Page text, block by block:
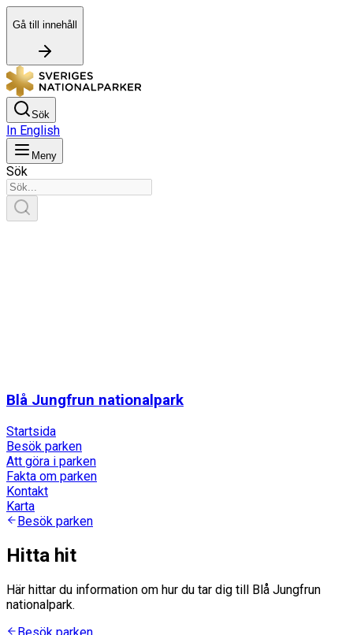
Gå till innehåll
Sök
In English
Meny
Sök
Blå Jungfrun nationalpark
Startsida
Besök parken
Att göra i parken
Fakta om parken
Kontakt
Karta
Besök parken
Hitta hit
Här hittar du information om hur du tar dig till Blå Jungfrun
nationalpark.